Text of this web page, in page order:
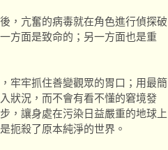
亢奮的病毒就在角色進行偵探破
方面是致命的；另一方面也是重
牢抓住善變觀眾的胃口；用最簡
狀況，而不會有看不懂的窘境發
，讓身處在污染日益嚴重的地球上
扼殺了原本純淨的世界。